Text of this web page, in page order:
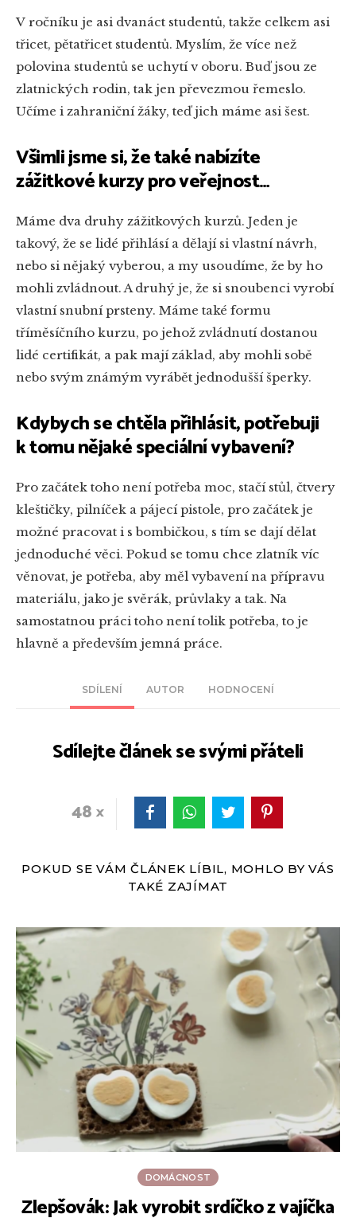
SDÍLENÍ AUTOR HODNOCENÍ
Sdílejte článek se svými přáteli
48
V ročníku je asi dvanáct studentů, takže celkem asi
třicet, pětatřicet studentů. Myslím, že více než
polovina studentů se uchytí v oboru. Buď jsou ze
zlatnických rodin, tak jen převezmou řemeslo.
Učíme i zahraniční žáky, teď jich máme asi šest.
Všimli jsme si, že také nabízíte
zážitkové kurzy pro veřejnost…
Máme dva druhy zážitkových kurzů. Jeden je
takový, že se lidé přihlásí a dělají si vlastní návrh,
nebo si nějaký vyberou, a my usoudíme, že by ho
mohli zvládnout. A druhý je, že si snoubenci vyrobí
vlastní snubní prsteny. Máme také formu
tříměsíčního kurzu, po jehož zvládnutí dostanou
lidé certifikát, a pak mají základ, aby mohli sobě
nebo svým známým vyrábět jednodušší šperky.
Kdybych se chtěla přihlásit, potřebuji
k tomu nějaké speciální vybavení?
Pro začátek toho není potřeba moc, stačí stůl, čtvery
kleštičky, pilníček a pájecí pistole, pro začátek je
možné pracovat i s bombičkou, s tím se dají dělat
jednoduché věci. Pokud se tomu chce zlatník víc
věnovat, je potřeba, aby měl vybavení na přípravu
materiálu, jako je svěrák, průvlaky a tak. Na
samostatnou práci toho není tolik potřeba, to je
hlavně a především jemná práce.
POKUD SE VÁM ČLÁNEK LÍBIL, MOHLO BY VÁS
TAKÉ ZAJÍMAT
DOMÁCNOST
Zlepšovák: Jak vyrobit srdíčko z vajíčka